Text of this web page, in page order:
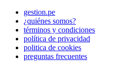
gestion.pe
¿quiénes somos?
términos y condiciones
política de privacidad
politica de cookies
preguntas frecuentes